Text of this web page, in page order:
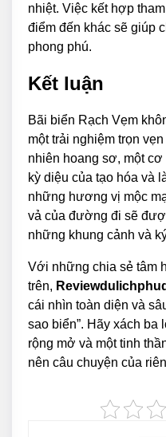
nhiệt. Việc kết hợp
điểm đến khác sẽ giúp
phong phú.
Kết luận
Bãi biển Rạch Vẹm
một trải nghiệm trọn
nhiên hoang sơ, một
kỳ diệu của tạo hóa và
những hương vị mộc
vả của đường đi sẽ
những khung cảnh và
Với những chia sẻ tâm
trên,
cái nhìn toàn diện và
sao biển”. Hãy xách ba
rộng mở và một tinh
nên câu chuyện của